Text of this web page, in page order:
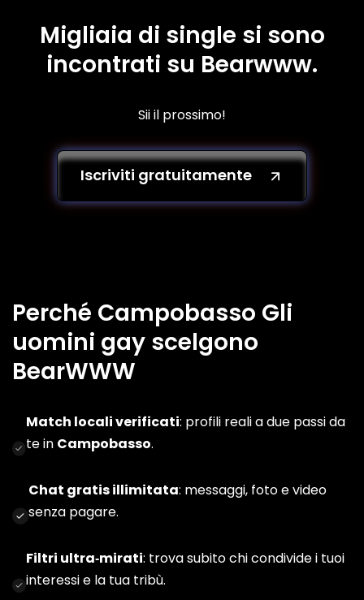
Migliaia di single si sono
incontrati su Bearwww.
Sii il prossimo!
Iscriviti gratuitamente
Perché Campobasso Gli
uomini gay scelgono
BearWWW
Match locali verificati: profili reali a due passi da
te in Campobasso.
Chat gratis illimitata: messaggi, foto e video
senza pagare.
Filtri ultra‑mirati: trova subito chi condivide i tuoi
interessi e la tua tribù.